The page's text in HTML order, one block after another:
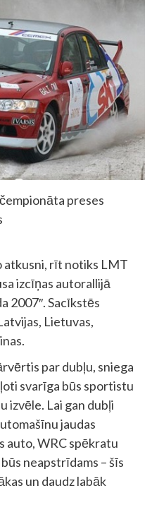
preses
atkusni, rīt notiks LMT
izcīņas autorallijā
2007″. Sacīkstēs
Lietuvas,
par dubļu, sniega
svarīga būs sportistu
izvēle. Lai gan dubļi
jaudas
auto, WRC spēkratu
neapstrīdams – šīs
un daudz labāk